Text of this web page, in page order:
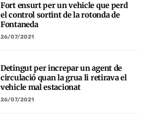
Fort ensurt per un vehicle que perd
el control sortint de la rotonda de
Fontaneda
26/07/2021
Detingut per increpar un agent de
circulació quan la grua li retirava el
vehicle mal estacionat
26/07/2021